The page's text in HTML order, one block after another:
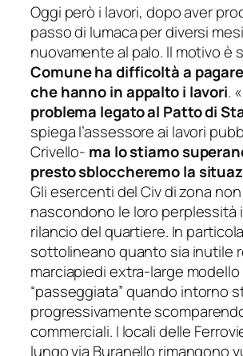
Oggi però i lavori, dopo aver
passo di lumaca per diversi
nuovamente al palo. Il motivo è
Comune ha difficoltà a
che hanno in appalto i lavori. «
problema legato al Patto di
spiega l’assessore ai lavori
Crivello- ma lo stiamo
presto sbloccheremo la
Gli esercenti del Civ di zona non
nascondono le loro perplessità
rilancio del quartiere. In
sottolineano quanto sia inutile
marciapiedi extra-large modello
“passeggiata” quando intorno
progressivamente
commerciali. I locali delle
lungo via Buranello rimangono